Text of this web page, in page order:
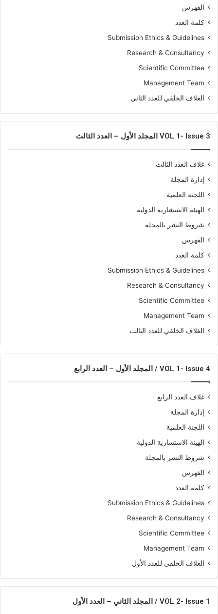
الفهرس
كلمة العدد
Submission Ethics & Guidelines
Research & Consultancy
Scientific Committee
Management Team
الغلاف الخلفي للعدد الثاني
VOL 1- Issue 3 المجلد الأول – العدد الثالث
غلاف العدد الثالث
إدارة المجلة
اللجنة العلمية
الهيئة الاستشارية الدولية
شروط النشر بالمجلة
الفهرس
كلمة العدد
Submission Ethics & Guidelines
Research & Consultancy
Scientific Committee
Management Team
الغلاف الخلفي للعدد الثالث
VOL 1- Issue 4 / المجلد الأول – العدد الرابع
غلاف العدد الرابع
إدارة المجلة
اللجنة العلمية
الهيئة الاستشارية الدولية
شروط النشر بالمجلة
الفهرس
كلمة العدد
Submission Ethics & Guidelines
Research & Consultancy
Scientific Committee
Management Team
الغلاف الخلفي للعدد الأول
VOL 2- Issue 1 / المجلد الثاني – العدد الأول